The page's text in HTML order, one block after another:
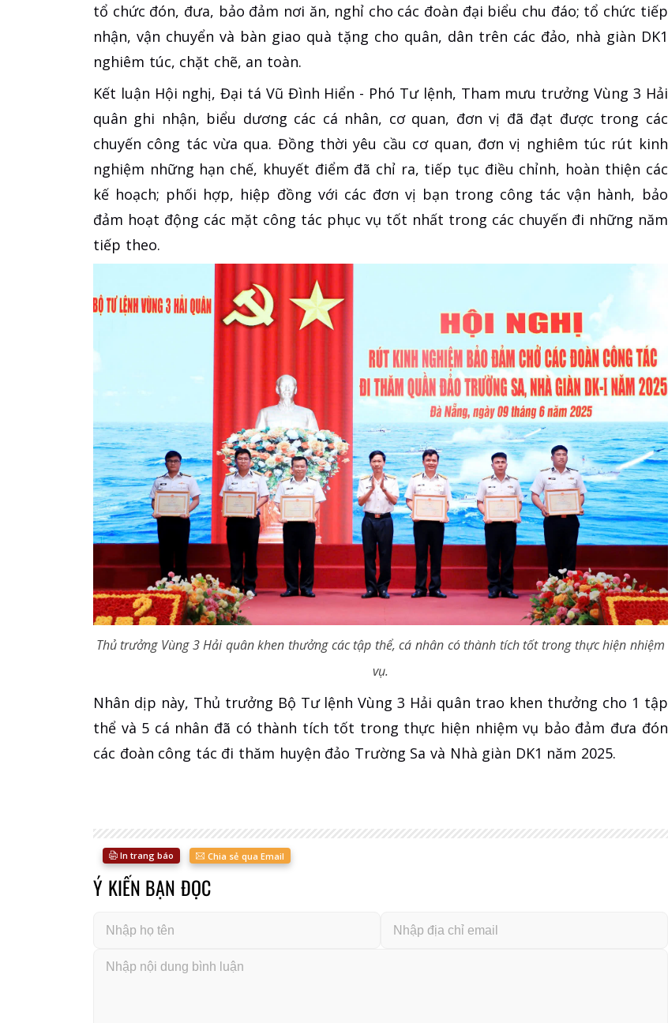
tổ chức đón, đưa, bảo đảm nơi ăn, nghỉ cho các đoàn đại biểu chu đáo; tổ chức tiếp
nhận, vận chuyển và bàn giao quà tặng cho quân, dân trên các đảo, nhà giàn DK1
nghiêm túc, chặt chẽ, an toàn.
Kết luận Hội nghị, Đại tá Vũ Đình Hiển - Phó Tư lệnh, Tham mưu trưởng Vùng 3 Hải
quân ghi nhận, biểu dương các cá nhân, cơ quan, đơn vị đã đạt được trong các
chuyến công tác vừa qua. Đồng thời yêu cầu cơ quan, đơn vị nghiêm túc rút kinh
nghiệm những hạn chế, khuyết điểm đã chỉ ra, tiếp tục điều chỉnh, hoàn thiện các
kế hoạch; phối hợp, hiệp đồng với các đơn vị bạn trong công tác vận hành, bảo
đảm hoạt động các mặt công tác phục vụ tốt nhất trong các chuyến đi những năm
tiếp theo.
Thủ trưởng Vùng 3 Hải quân khen thưởng các tập thể, cá nhân có thành tích tốt trong thực hiện nhiệm
vụ.
Nhân dịp này, Thủ trưởng Bộ Tư lệnh Vùng 3 Hải quân trao khen thưởng cho 1 tập
thể và 5 cá nhân đã có thành tích tốt trong thực hiện nhiệm vụ bảo đảm đưa đón
các đoàn công tác đi thăm huyện đảo Trường Sa và Nhà giàn DK1 năm 2025.
In trang báo Chia sẻ qua Email
Ý KIẾN BẠN ĐỌC